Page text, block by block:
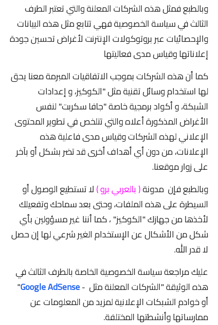
وبالطبع فمثل هذه الشركات المعلنة والتي تعتبر الطرف
الثالث في سياسة الخصوصية فهي تتابع مثل هذه البيانات
والإحصائيات عبر بروتوكولات الإنترنت لأغراض تحسين جودة
إعلاناتها وقياس مدى فعاليتها
كما أن هذه الشركات بموجب الاتفاقيات المبرمة معنا يحق
لها استخدام وسائل تقنية مثل "الكوكيز، و إعدادات
الشبكة، و أكواد برمجية خاصة "جافا سكربت" لنفس
الأغراض المذكورة أعلاه والتي تتلخص في تطوير المحتوى
الإعلاني لهذه الشركات وقياس مدى فاعلية هذه
الإعلانات، من دون أي أهداف أخرى قد تضر بشكل أو بآخر
على زوار موقعنا.
وبالطبع فإن مدونة( بالعربي برو )لا تستطيع الوصول أو
السيطرة على هذه الملفات، وحتى بعد سماحك وتفعيلك
لأخذها من جهازك "الكوكيز" ، كما أننا غير مسؤولين بأي
شكل من الأشكال عن الإستخدام الغير شرعي لها إن حصل
لا قدر الله.
عليك مراجعة سياسة الخصوصية الخاصة بالطرف الثالث في
هذه الوثيقة "الشركات المعلنة مثل -Google AdSense
"
أو خوادم الشبكات الإعلانية لمزيد من المعلومات عن
ممارساتها وأنشطتها المختلفة.